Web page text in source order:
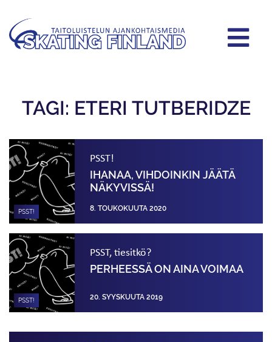
TAGI: ETERI TUTBERIDZE
PSST!
PSST!
IHANAA, VIHDOINKIN JÄÄTÄ
NÄKYVISSÄ!
8. TOUKOKUUTA 2020
PSST!
PSST, tiesitkö?
PERHEESSÄ ON AINA VOIMAA
20. SYYSKUUTA 2019